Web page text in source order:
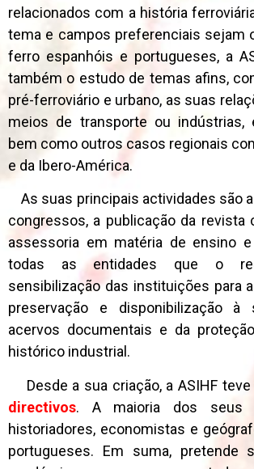
relacionados com a história
tema e campos preferenciais sejam
ferro espanhóis e portugueses, a
também o estudo de temas afins,
pré-ferroviário e urbano, as suas
meios de transporte ou indústrias,
bem como outros casos regionais
e da Ibero-América.
As suas principais actividades são
congressos, a publicação da revista
assessoria em matéria de ensino
todas as entidades que o
sensibilização das instituições para
preservação e disponibilização à
acervos documentais e da
histórico industrial.
Desde a sua criação, a ASIHF
directivos. A maioria dos seus
historiadores, economistas e
portugueses. Em suma, pretende